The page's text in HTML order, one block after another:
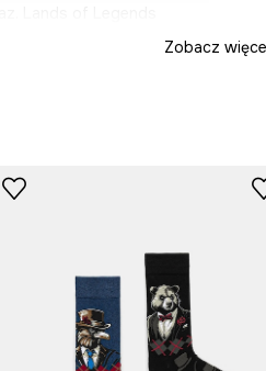
metki
tylko stylizacja, ale
El Dorado.
Zobacz